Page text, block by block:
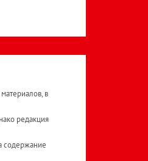
в
редакция
содержание